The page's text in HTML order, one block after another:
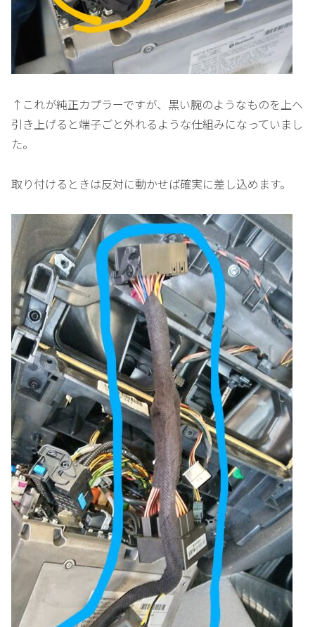
↑これが純正カプラーですが、黒い腕のようなものを上へ
引き上げると端子ごと外れるような仕組みになっていまし
た。
取り付けるときは反対に動かせば確実に差し込めます。